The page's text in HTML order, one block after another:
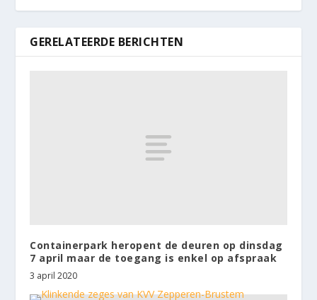
GERELATEERDE BERICHTEN
Containerpark heropent de deuren op dinsdag
7 april maar de toegang is enkel op afspraak
3 april 2020